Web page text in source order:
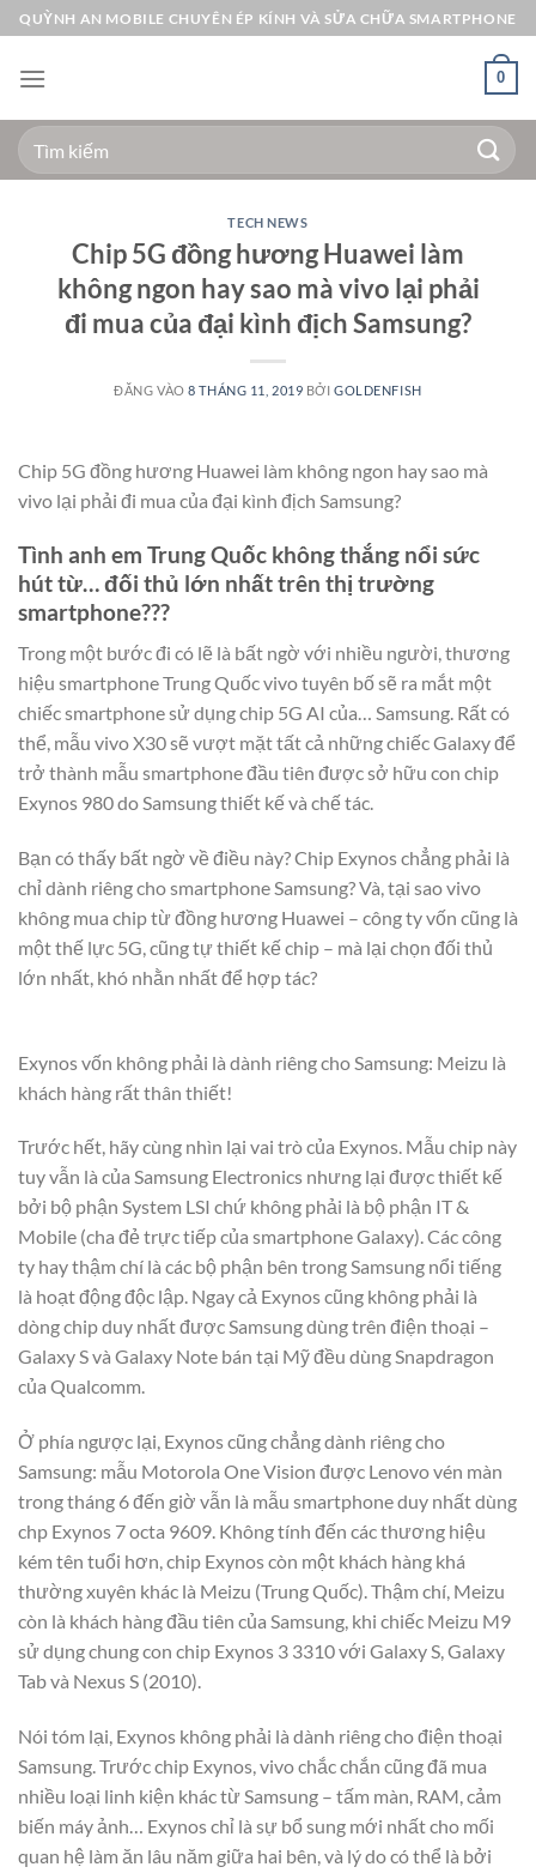
Bỏ
qua
nội
QUỲNH AN MOBILE CHUYÊN ÉP KÍNH VÀ SỬA CHỮA SMARTPHONE
0
Tìm
kiếm:
TECH NEWS
Chip 5G đồng hương Huawei làm
không ngon hay sao mà vivo lại phải
đi mua của đại kình địch Samsung?
ĐĂNG VÀO8 THÁNG 11, 2019 BỞIGOLDENFISH
Chip 5G đồng hương Huawei làm không ngon hay sao mà
vivo lại phải đi mua của đại kình địch Samsung?
Tình anh em Trung Quốc không thắng nổi sức
hút từ… đối thủ lớn nhất trên thị trường
smartphone???
Trong một bước đi có lẽ là bất ngờ với nhiều người, thương
hiệu smartphone Trung Quốc vivo tuyên bố sẽ ra mắt một
chiếc smartphone sử dụng chip 5G AI của… Samsung. Rất có
thể, mẫu vivo X30 sẽ vượt mặt tất cả những chiếc Galaxy để
trở thành mẫu smartphone đầu tiên được sở hữu con chip
Exynos 980 do Samsung thiết kế và chế tác.
Bạn có thấy bất ngờ về điều này? Chip Exynos chẳng phải là
chỉ dành riêng cho smartphone Samsung? Và, tại sao vivo
không mua chip từ đồng hương Huawei – công ty vốn cũng là
một thế lực 5G, cũng tự thiết kế chip – mà lại chọn đối thủ
lớn nhất, khó nhằn nhất để hợp tác?
Exynos vốn không phải là dành riêng cho Samsung: Meizu là
khách hàng rất thân thiết!
Trước hết, hãy cùng nhìn lại vai trò của Exynos. Mẫu chip này
tuy vẫn là của Samsung Electronics nhưng lại được thiết kế
bởi bộ phận System LSI chứ không phải là bộ phận IT &
Mobile (cha đẻ trực tiếp của smartphone Galaxy). Các công
ty hay thậm chí là các bộ phận bên trong Samsung nổi tiếng
là hoạt động độc lập. Ngay cả Exynos cũng không phải là
dòng chip duy nhất được Samsung dùng trên điện thoại –
Galaxy S và Galaxy Note bán tại Mỹ đều dùng Snapdragon
của Qualcomm.
Ở phía ngược lại, Exynos cũng chẳng dành riêng cho
Samsung: mẫu Motorola One Vision được Lenovo vén màn
trong tháng 6 đến giờ vẫn là mẫu smartphone duy nhất dùng
chp Exynos 7 octa 9609. Không tính đến các thương hiệu
kém tên tuổi hơn, chip Exynos còn một khách hàng khá
thường xuyên khác là Meizu (Trung Quốc). Thậm chí, Meizu
còn là khách hàng đầu tiên của Samsung, khi chiếc Meizu M9
sử dụng chung con chip Exynos 3 3310 với Galaxy S, Galaxy
Tab và Nexus S (2010).
Nói tóm lại, Exynos không phải là dành riêng cho điện thoại
Samsung. Trước chip Exynos, vivo chắc chắn cũng đã mua
nhiều loại linh kiện khác từ Samsung – tấm màn, RAM, cảm
biến máy ảnh… Exynos chỉ là sự bổ sung mới nhất cho mối
quan hệ làm ăn lâu năm giữa hai bên, và lý do có thể là bởi